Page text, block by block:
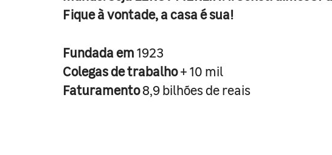
Fique à vontade, a casa é sua!
Fundada em1923
Colegas de trabalho+ 10 mil
Faturamento8,9 bilhões de reais